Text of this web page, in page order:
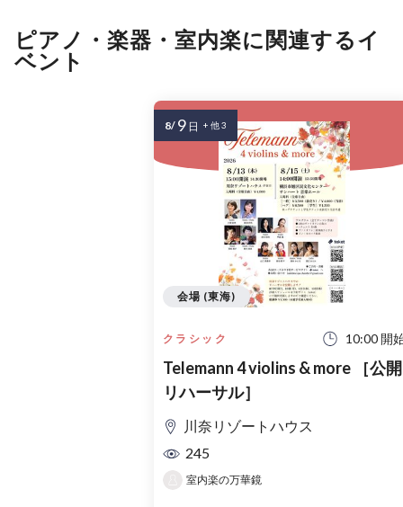
ピアノ・楽器・室内楽に関連するイ
ベント
クラシック 10:00 開
Telemann 4 violins & more ［公開
リハーサル］
川奈リゾートハウス
245
室内楽の万華鏡
会場 (東海)
8/ 9 日 + 他 3